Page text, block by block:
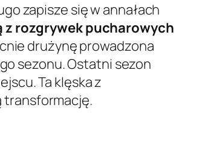
zapisze się w annałach
z rozgrywek pucharowych
drużynę prowadzona
sezonu. Ostatni sezon
Ta klęska z
transformację.